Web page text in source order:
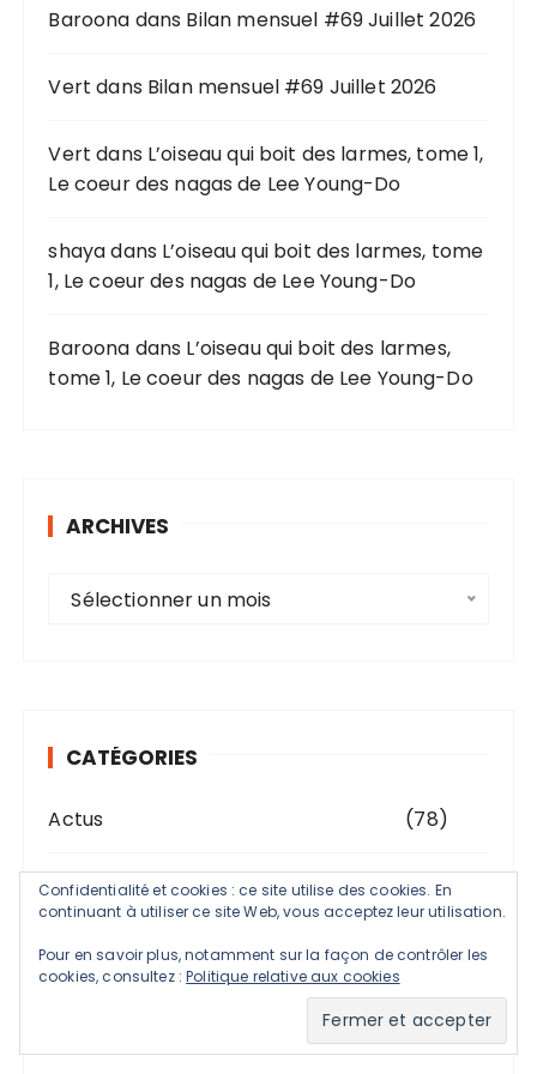
e
o
r
Baroona dans Bilan mensuel #69 Juillet 2026
Vert dans Bilan mensuel #69 Juillet 2026
Vert dans L’oiseau qui boit des larmes, tome 1,
Le coeur des nagas de Lee Young-Do
shayadans L’oiseau qui boit des larmes, tome
1, Le coeur des nagas de Lee Young-Do
Baroona dans L’oiseau qui boit des larmes,
tome 1, Le coeur des nagas de Lee Young-Do
ARCHIVES
e
Sélectionner un mois
CATÉGORIES
Actus (78)
Atuan (7)
BD (15)
(94)
Confidentialité et cookies : ce site utilise des cookies. En
continuant à utiliser ce site Web, vous acceptez leur utilisation.
Pour en savoir plus, notamment sur la façon de contrôler les
cookies, consultez :Politique relative aux cookies